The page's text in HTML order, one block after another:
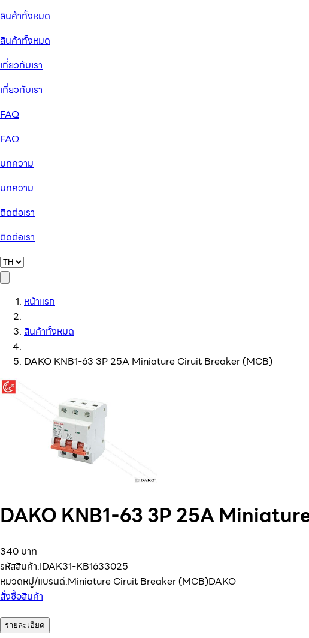
สินค้าทั้งหมด
สินค้าทั้งหมด
เกี่ยวกับเรา
เกี่ยวกับเรา
FAQ
FAQ
บทความ
บทความ
ติดต่อเรา
ติดต่อเรา
หน้าแรก
สินค้าทั้งหมด
DAKO KNB1-63 3P 25A Miniature Ciruit Breaker (MCB)
DAKO KNB1-63 3P 25A
340 บาท
รหัสสินค้า:IDAK31-KB1633025
หมวดหมู่/แบรนด์:Miniature Ciruit Breaker (MCB)DAKO
สั่งซื้อสินค้า
รายละเอียด